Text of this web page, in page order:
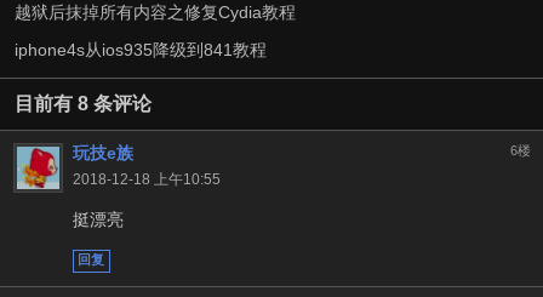
越狱后抹掉所有内容之修复Cydia教程
iphone4s从ios935降级到841教程
目前有 8 条评论
6楼
玩技e族
2018-12-18 上午10:55
挺漂亮
回复